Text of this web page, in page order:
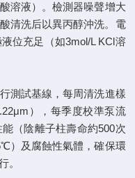
溶液）。檢測器噪聲增大
清洗后以異丙醇沖洗。電
位充足（如3mol/L KCl溶
測試基線，每周清洗進樣
），每季度校準泵流
（陰離子柱壽命約500次
）及腐蝕性氣體，確保環
。